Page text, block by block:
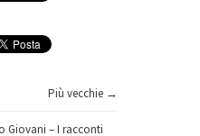
Più vecchie →
Giovani – I racconti